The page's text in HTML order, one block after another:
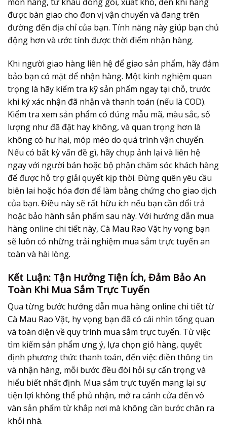
được bàn giao cho đơn vị vận chuyển và đang trên
đường đến địa chỉ của bạn. Tính năng này giúp bạn chủ
động hơn và ước tính được thời điểm nhận hàng.
Khi người giao hàng liên hệ để giao sản phẩm, hãy đảm
bảo bạn có mặt để nhận hàng. Một kinh nghiệm quan
trọng là hãy kiểm tra kỹ sản phẩm ngay tại chỗ, trước
khi ký xác nhận đã nhận và thanh toán (nếu là COD).
Kiểm tra xem sản phẩm có đúng mẫu mã, màu sắc, số
lượng như đã đặt hay không, và quan trọng hơn là
không có hư hại, móp méo do quá trình vận chuyển.
Nếu có bất kỳ vấn đề gì, hãy chụp ảnh lại và liên hệ
ngay với người bán hoặc bộ phận chăm sóc khách hàng
để được hỗ trợ giải quyết kịp thời. Đừng quên yêu cầu
biên lai hoặc hóa đơn để làm bằng chứng cho giao dịch
của bạn. Điều này sẽ rất hữu ích nếu bạn cần đổi trả
hoặc bảo hành sản phẩm sau này. Với hướng dẫn mua
hàng online chi tiết này, Cà Mau Rao Vặt hy vọng bạn
sẽ luôn có những trải nghiệm mua sắm trực tuyến an
toàn và hài lòng.
Kết Luận: Tận Hưởng Tiện Ích, Đảm Bảo An
Toàn Khi Mua Sắm Trực Tuyến
Qua từng bước hướng dẫn mua hàng online chi tiết từ
Cà Mau Rao Vặt, hy vọng bạn đã có cái nhìn tổng quan
và toàn diện về quy trình mua sắm trực tuyến. Từ việc
tìm kiếm sản phẩm ưng ý, lựa chọn giỏ hàng, quyết
định phương thức thanh toán, đến việc điền thông tin
và nhận hàng, mỗi bước đều đòi hỏi sự cẩn trọng và
hiểu biết nhất định. Mua sắm trực tuyến mang lại sự
tiện lợi không thể phủ nhận, mở ra cánh cửa đến vô
vàn sản phẩm từ khắp nơi mà không cần bước chân ra
khỏi nhà.